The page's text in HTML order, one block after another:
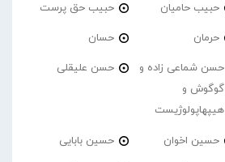
حبیب حامیان حبیب حق پرست
حرمان حسان
حسن شماعی زاده و
گوگوش و
هیپهاپولوژیست
حسن علیقلی
حسین اخوان حسین بابایی